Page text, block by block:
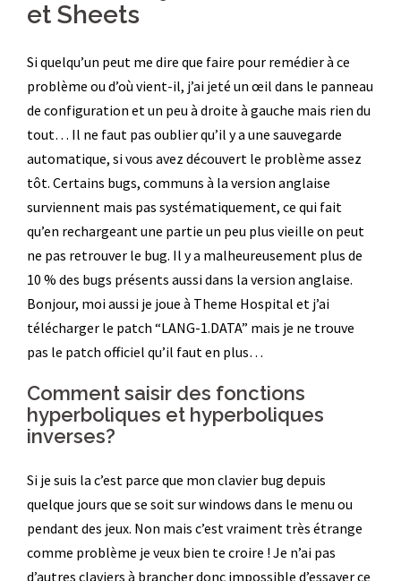
et Sheets
Si quelqu’un peut me dire que faire pour remédier à ce
problème ou d’où vient-il, j’ai jeté un œil dans le panneau
de configuration et un peu à droite à gauche mais rien du
tout… Il ne faut pas oublier qu’il y a une sauvegarde
automatique, si vous avez découvert le problème assez
tôt. Certains bugs, communs à la version anglaise
surviennent mais pas systématiquement, ce qui fait
qu’en rechargeant une partie un peu plus vieille on peut
ne pas retrouver le bug. Il y a malheureusement plus de
10 % des bugs présents aussi dans la version anglaise.
Bonjour, moi aussi je joue à Theme Hospital et j’ai
télécharger le patch “LANG-1.DATA” mais je ne trouve
pas le patch officiel qu’il faut en plus…
Comment saisir des fonctions
hyperboliques et hyperboliques
inverses?
Si je suis la c’est parce que mon clavier bug depuis
quelque jours que se soit sur windows dans le menu ou
pendant des jeux. Non mais c’est vraiment très étrange
comme problème je veux bien te croire ! Je n’ai pas
d’autres claviers à brancher donc impossible d’essayer ce